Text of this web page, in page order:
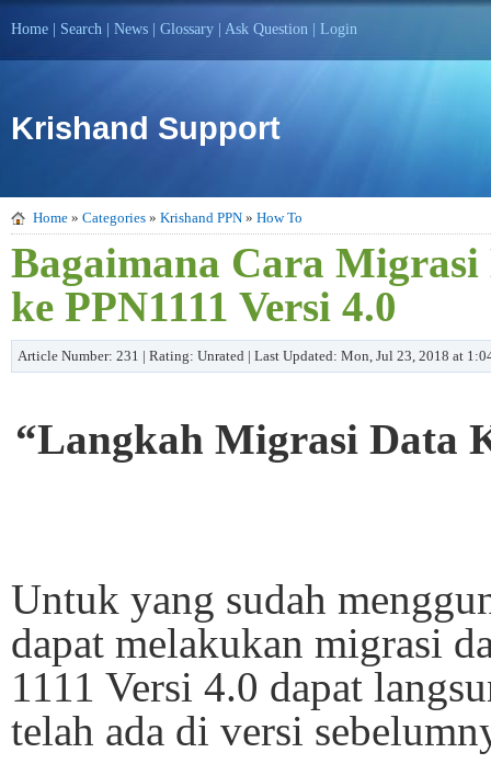
Home Search News Glossary Ask Question Login
Krishand Support
Home » Categories » Krishand PPN » How To
Bagaimana Cara Migrasi
ke PPN1111 Versi 4.0
Article Number: 231 | Rating: Unrated | Last Updated: Mon, Jul 23, 2018 at
“Langkah Migrasi Data
Untuk yang sudah
dapat melakukan migrasi
1111 Versi 4.0 dapat
telah ada di versi